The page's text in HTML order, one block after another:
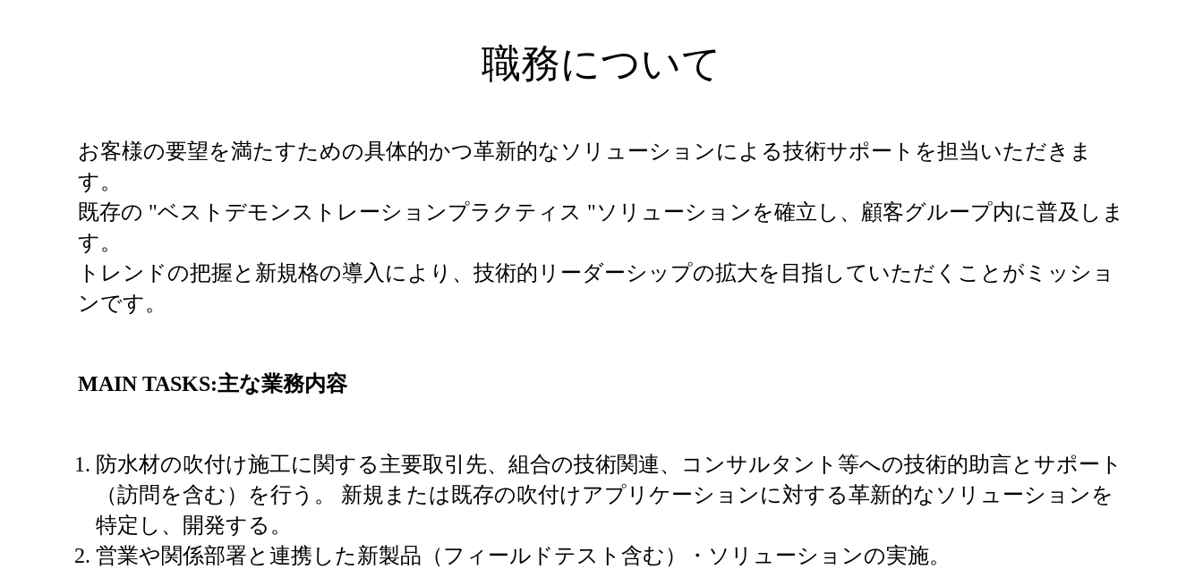
職務について
お客様の要望を満たすための具体的かつ革新的なソリューションによる技術サポートを担当いただきま
す。
既存の "ベストデモンストレーションプラクティス "ソリューションを確立し、顧客グループ内に普及しま
す。
トレンドの把握と新規格の導入により、技術的リーダーシップの拡大を目指していただくことがミッショ
ンです。
MAIN TASKS:主な業務内容
防水材の吹付け施工に関する主要取引先、組合の技術関連、コンサルタント等への技術的助言とサポート
（訪問を含む）を行う。 新規または既存の吹付けアプリケーションに対する革新的なソリューションを
特定し、開発する。
営業や関係部署と連携した新製品（フィールドテスト含む）・ソリューションの実施。